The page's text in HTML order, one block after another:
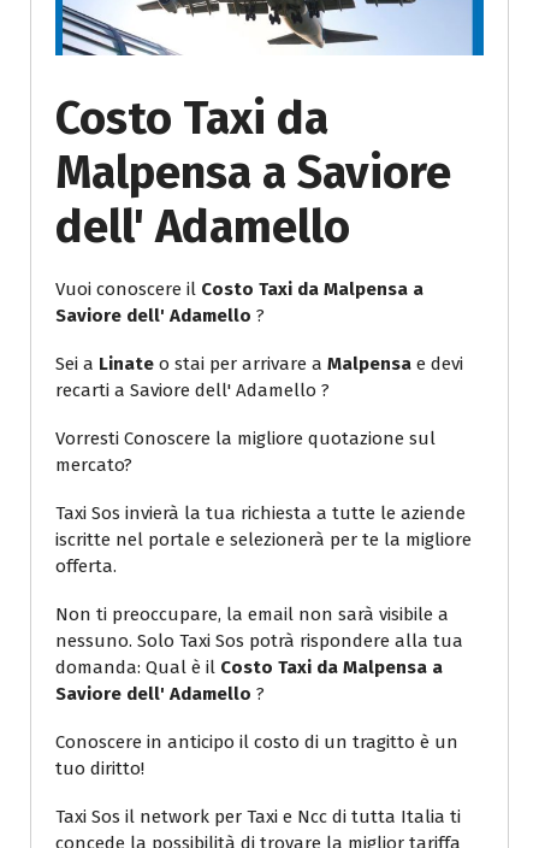
Costo Taxi da
Malpensa a Saviore
dell' Adamello
Vuoi conoscere il Costo Taxi da Malpensa a
Saviore dell' Adamello ?
Sei a Linate o stai per arrivare a Malpensa e devi
recarti a Saviore dell' Adamello ?
Vorresti Conoscere la migliore quotazione sul
mercato?
Taxi Sos invierà la tua richiesta a tutte le aziende
iscritte nel portale e selezionerà per te la migliore
offerta.
Non ti preoccupare, la email non sarà visibile a
nessuno. Solo Taxi Sos potrà rispondere alla tua
domanda: Qual è il Costo Taxi da Malpensa a
Saviore dell' Adamello ?
Conoscere in anticipo il costo di un tragitto è un
tuo diritto!
Taxi Sos il network per Taxi e Ncc di tutta Italia ti
concede la possibilità di trovare la miglior tariffa